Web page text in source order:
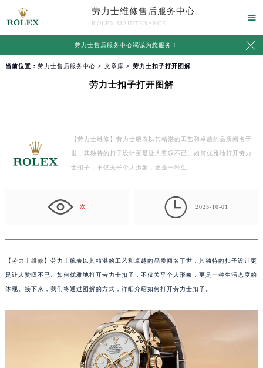
劳力士维修售后服务中心
ROLEX MAINTENANCE

劳力士售后服务中心竭诚为您服务！ 
当前位置： 劳力士售后服务中心 > 文章库 > 劳力士扣子打开图解
劳力士扣子打开图解
【劳力士维修】劳力士腕表以其精湛的工艺和卓越的品质闻名于
世，其独特的扣子设计更是让人赞叹不已。如何优雅地打开劳力
士扣子，不仅关乎个人形象，更是一种生…
次  2025-10-01
【劳力士维修】劳力士腕表以其精湛的工艺和卓越的品质闻名于世，其独特的扣子设计更
是让人赞叹不已。如何优雅地打开劳力士扣子，不仅关乎个人形象，更是一种生活态度的
体现。接下来，我们将通过图解的方式，详细介绍如何打开劳力士扣子。